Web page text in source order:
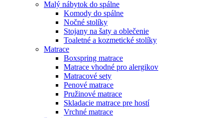
Malý nábytok do spálne
Komody do spálne
Nočné stolíky
Stojany na šaty a oblečenie
Toaletné a kozmetické stolíky
Matrace
Boxspring matrace
Matrace vhodné pro alergikov
Matracové sety
Penové matrace
Pružinové matrace
Skladacie matrace pre hostí
Vrchné matrace